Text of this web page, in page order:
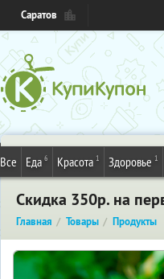
Саратов
Все Еда 6 Красота 1 Здоровье 1
Скидка 350р. на
Главная Товары Продукты